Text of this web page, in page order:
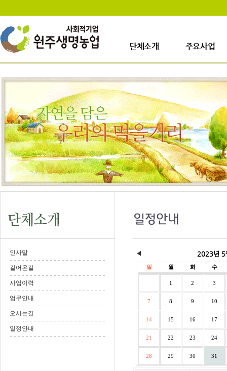
단체소개
인사말
걸어온길
사업이력
업무안내
오시는길
일정안내
주요사업
사업장소개
생산시설소개
주요사업내용
인사말
걸어온길
사업이력
업무안내
오시는길
일정안내
◀ 2023년 5
일 월 화 수
1 2 3
7 8 9 10
14 15 16 17
21 22 23 24
28 29 30 31